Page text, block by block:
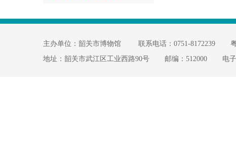
主办单位：韶关市博物馆 联系电话：0751-8172239
地址：韶关市武江区工业西路90号
邮编：512000 电